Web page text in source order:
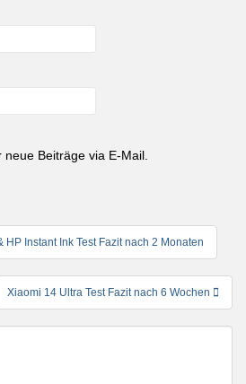
Beiträge via E-Mail.
HP Instant Ink Test Fazit nach 2 Monaten
Xiaomi 14 Ultra Test Fazit nach 6 Wochen